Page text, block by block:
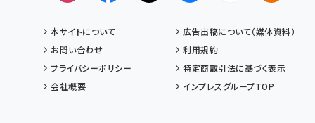
本サイトについて
広告出稿について（媒体資料）
お問い合わせ
利用規約
プライバシーポリシー
特定商取引法に基づく表示
会社概要
インプレスグループTOP